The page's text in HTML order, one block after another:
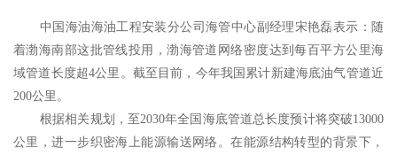
中国海油海油工程安装分公司海管中心副经理宋艳磊表示：随
着渤海南部这批管线投用，渤海管道网络密度达到每百平方公里海
域管道长度超4公里。截至目前，今年我国累计新建海底油气管道近
200公里。
根据相关规划，至2030年全国海底管道总长度预计将突破13000
公里，进一步织密海上能源输送网络。在能源结构转型的背景下，